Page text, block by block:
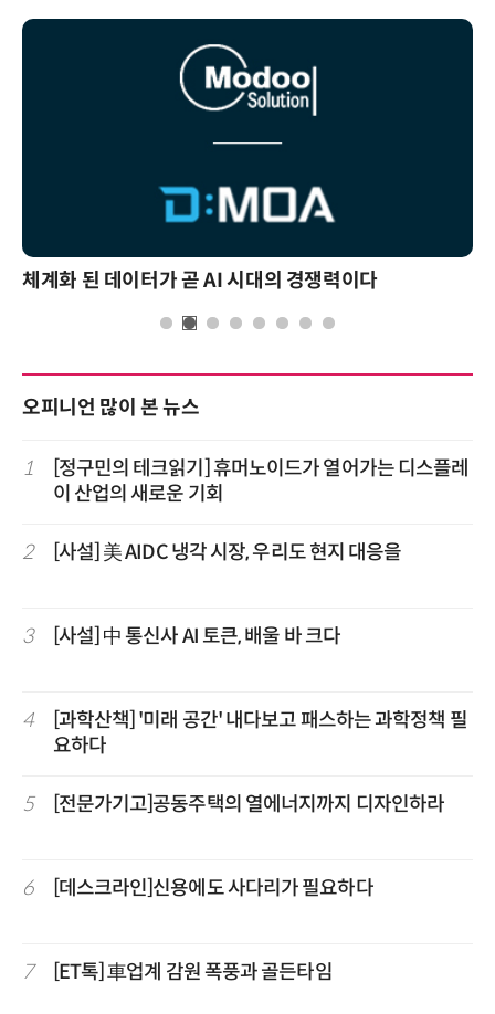
체계화 된 데이터가 곧 AI 시대의 경쟁력이다
오피니언 많이 본 뉴스
1
[정구민의 테크읽기] 휴머노이드가 열어가는 디스플레
이 산업의 새로운 기회
2 [사설] 美 AIDC 냉각 시장, 우리도 현지 대응을
3 [사설] 中 통신사 AI 토큰, 배울 바 크다
4
[과학산책] '미래 공간' 내다보고 패스하는 과학정책 필
요하다
5 [전문가기고]공동주택의 열에너지까지 디자인하라
6 [데스크라인]신용에도 사다리가 필요하다
7 [ET톡] 車업계 감원 폭풍과 골든타임